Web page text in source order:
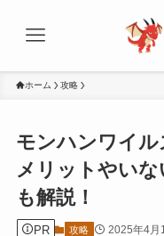
ホーム 攻略
モンハンワイル
メリットやい
も解説！
PR 攻略 2025年4月